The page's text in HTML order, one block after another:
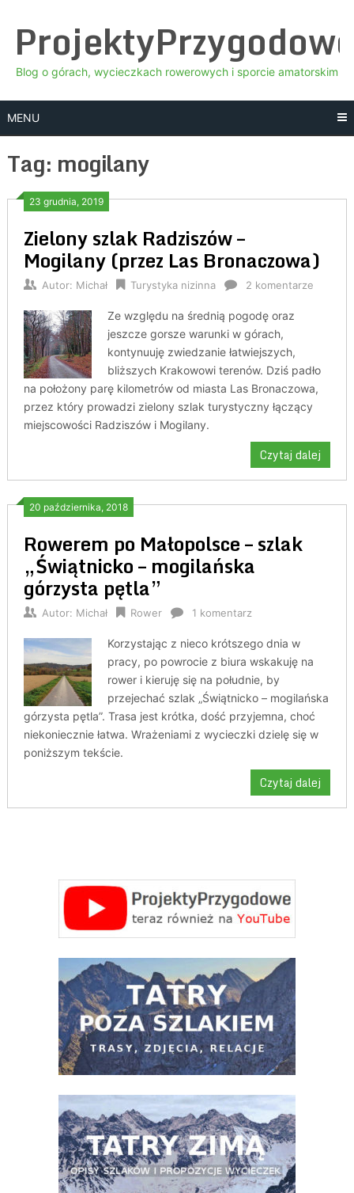
content
Blog o górach, wycieczkach rowerowych i sporcie amatorskim
MENU
Tag: mogilany
23 grudnia, 2019
Zielony szlak Radziszów –
Mogilany (przez Las Bronaczowa)
Autor: Michał Turystyka nizinna 2 komentarze
Ze względu na średnią pogodę oraz
jeszcze gorsze warunki w górach,
kontynuuję zwiedzanie łatwiejszych,
bliższych Krakowowi terenów. Dziś padło
na położony parę kilometrów od miasta Las Bronaczowa,
przez który prowadzi zielony szlak turystyczny łączący
miejscowości Radziszów i Mogilany.
Czytaj dalej
20 października, 2018
Rowerem po Małopolsce – szlak
„Świątnicko – mogilańska
górzysta pętla”
Autor: Michał Rower 1 komentarz
Korzystając z nieco krótszego dnia w
pracy, po powrocie z biura wskakuję na
rower i kieruję się na południe, by
przejechać szlak „Świątnicko – mogilańska
górzysta pętla”. Trasa jest krótka, dość przyjemna, choć
niekoniecznie łatwa. Wrażeniami z wycieczki dzielę się w
poniższym tekście.
Czytaj dalej